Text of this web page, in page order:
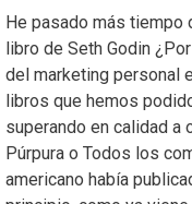
He pasado más tiempo
libro de Seth Godin
del marketing personal
libros que hemos
superando en calidad a
Púrpura o Todos los
americano había